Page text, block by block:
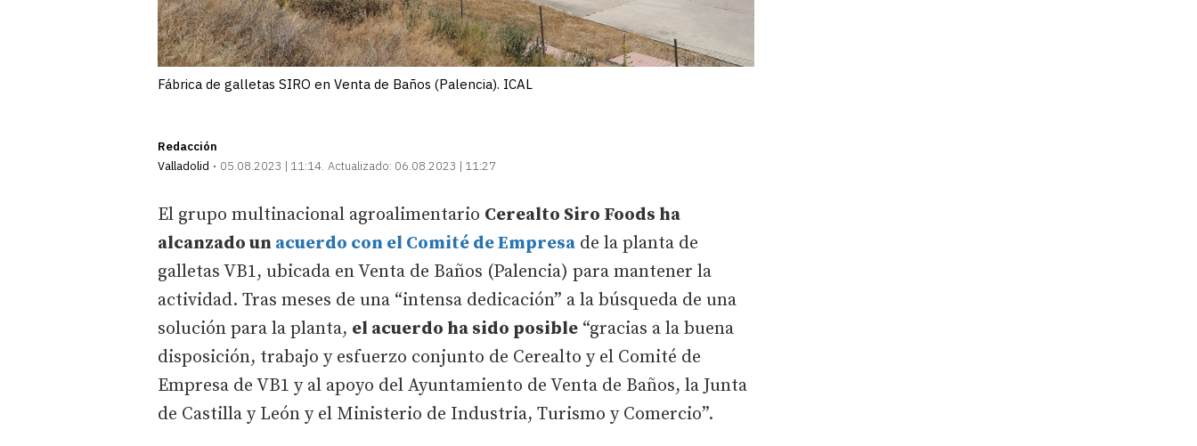
Fábrica de galletas SIRO en Venta de Baños (Palencia). ICAL
Redacción
Valladolid
05.08.2023 | 11:14 Actualizado: 06.08.2023 | 11:27
El grupo multinacional agroalimentario Cerealto Siro Foods ha
alcanzado un acuerdo con el Comité de Empresa de la planta de
galletas VB1, ubicada en Venta de Baños (Palencia) para mantener la
actividad. Tras meses de una “intensa dedicación” a la búsqueda de una
solución para la planta, el acuerdo ha sido posible “gracias a la buena
disposición, trabajo y esfuerzo conjunto de Cerealto y el Comité de
Empresa de VB1 y al apoyo del Ayuntamiento de Venta de Baños, la Junta
de Castilla y León y el Ministerio de Industria, Turismo y Comercio”.